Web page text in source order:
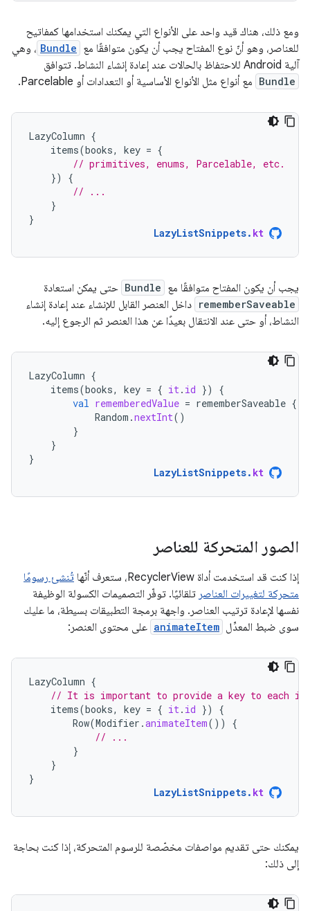
ومع ذلك، هناك قيد واحد على الأنواع التي يمكنك استخدامها كمفاتيح
للعناصر، وهو أنّ نوع المفتاح يجب أن يكون متوافقًا مع Bundle ، وهي
آلية Android للاحتفاظ بالحالات عند إعادة إنشاء النشاط. تتوافق
Bundle مع أنواع مثل الأنواع الأساسية أو التعدادات أو Parcelable.
LazyColumn {
items(books, key = {
// primitives, enums, Parcelable, etc.
})
{
// ...
}
}
LazyListSnippets. kt
يجب أن يكون المفتاح متوافقًا مع Bundle حتى يمكن استعادة
rememberSaveable داخل العنصر القابل للإنشاء عند إعادة إنشاء
النشاط، أو حتى عند الانتقال بعيدًا عن هذا العنصر ثم الرجوع إليه.
LazyColumn {
items(books, key = { it. id })
{
val rememberedValue = rememberSaveable {
Random .nextInt()
}
}
}
LazyListSnippets. kt
الصور المتحركة للعناصر
إذا كنت قد استخدمت أداة RecyclerView، ستعرف أنّها
تُنشئ رسومًا
متحركة لتغييرات العناصر تلقائيًا. توفّر التصميمات الكسولة الوظيفة
نفسها لإعادة ترتيب العناصر. واجهة برمجة التطبيقات بسيطة، ما عليك
سوى ضبط المعدِّل animateItem على محتوى العنصر:
LazyColumn {
// It is important to provide a key to each
items(books, key = { it. id })
{
Row(Modifier .animateItem())
{
// ...
}
}
}
LazyListSnippets. kt
يمكنك حتى تقديم مواصفات مخصّصة للرسوم المتحركة، إذا كنت بحاجة
إلى ذلك: